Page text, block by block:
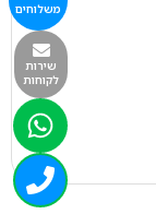
משלוחים
שירות
לקוחות